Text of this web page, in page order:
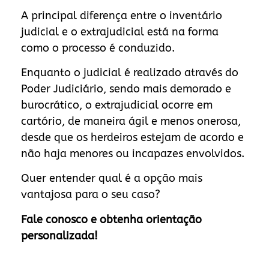
A principal diferença entre o inventário
judicial e o extrajudicial está na forma
como o processo é conduzido.
Enquanto o judicial é realizado através do
Poder Judiciário, sendo mais demorado e
burocrático, o extrajudicial ocorre em
cartório, de maneira ágil e menos onerosa,
desde que os herdeiros estejam de acordo e
não haja menores ou incapazes envolvidos.
Quer entender qual é a opção mais
vantajosa para o seu caso?
Fale conosco e obtenha orientação
personalizada!